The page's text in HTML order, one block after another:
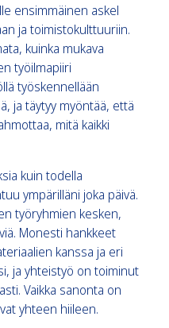
ensimmäinen askel
ja toimistokulttuuriin.
kuinka mukava
työilmapiiri
työskennellään
ja täytyy myöntää, että
mitä kaikki
kuin todella
ympärilläni joka päivä.
työryhmien kesken,
Monesti hankkeet
kanssa ja eri
ja yhteistyö on toiminut
Vaikka sanonta on
yhteen hiileen.